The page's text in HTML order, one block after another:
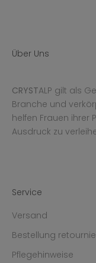
Über Uns
CRYSTALP gilt als
Branche und
helfen Frauen ihrer
Ausdruck zu
Service
Versand
Bestellung
Pflegehinweise